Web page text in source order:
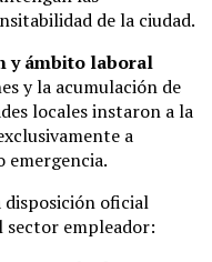
de la ciudad.
y ámbito laboral
y la acumulación de
locales instaron a la
a
emergencia.
disposición oficial
sector empleador: